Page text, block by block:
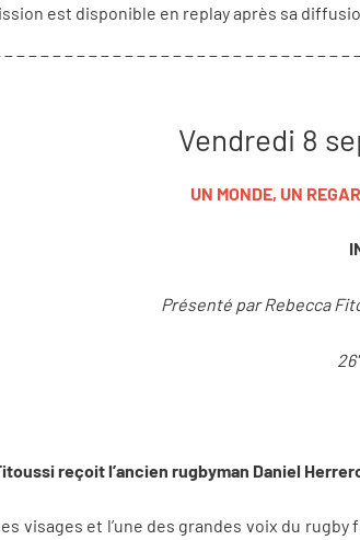
est disponible en replay après sa
Vendredi 8
UN MONDE, UN
Présenté par Rebecca
reçoit l’ancien rugbyman Daniel
visages et l’une des grandes voix du